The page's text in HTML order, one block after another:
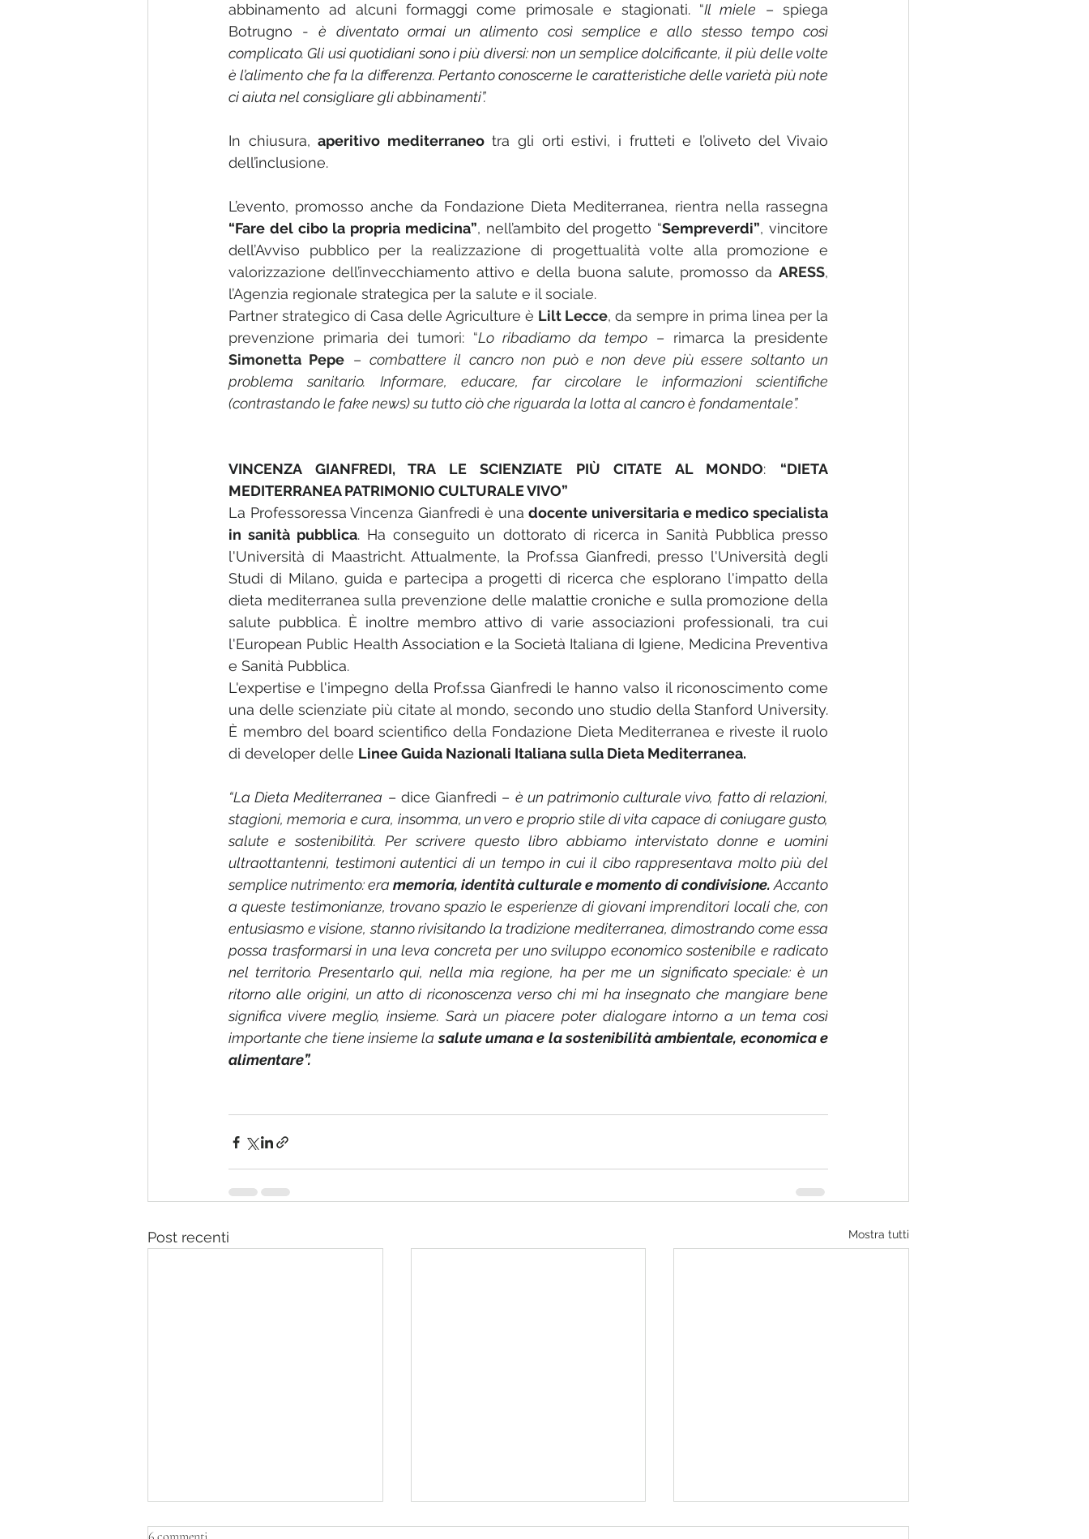
abbinamento ad alcuni formaggi come primosale e stagionati. “Il miele – spiega
Botrugno - è diventato ormai un alimento così semplice e allo stesso tempo così
complicato. Gli usi quotidiani sono i più diversi: non un semplice dolcificante, il più delle volte
è l’alimento che fa la differenza. Pertanto conoscerne le caratteristiche delle varietà più note
ci aiuta nel consigliare gli abbinamenti”.
In chiusura, aperitivo mediterraneo tra gli orti estivi, i frutteti e l’oliveto del Vivaio
dell’inclusione.
“Fare del cibo la propria medicina”, nell’ambito del progetto “Sempreverdi”, vincitore
dell’Avviso pubblico per la realizzazione di progettualità volte alla promozione e
valorizzazione dell’invecchiamento attivo e della buona salute, promosso da ARESS,
l’Agenzia regionale strategica per la salute e il sociale.
Partner strategico di Casa delle Agriculture è Lilt Lecce, da sempre in prima linea per la
prevenzione primaria dei tumori: “Lo ribadiamo da tempo
Simonetta Pepe – combattere il cancro non può e non deve più essere soltanto un
problema sanitario. Informare, educare, far circolare le informazioni scientifiche
(contrastando le fake news) su tutto ciò che riguarda la lotta al cancro è fondamentale”.
VINCENZA GIANFREDI, TRA LE SCIENZIATE PIÙ CITATE AL MONDO: “DIETA
MEDITERRANEA PATRIMONIO CULTURALE VIVO”
La Professoressa Vincenza Gianfredi è una docente universitaria e medico specialista
in sanità pubblica. Ha conseguito un dottorato di ricerca in Sanità Pubblica presso
l'Università di Maastricht. Attualmente, la Prof.ssa Gianfredi, presso l'Università degli
Studi di Milano, guida e partecipa a progetti di ricerca che esplorano l'impatto della
dieta mediterranea sulla prevenzione delle malattie croniche e sulla promozione della
salute pubblica. È inoltre membro attivo di varie associazioni professionali, tra cui
l'European Public Health Association e la Società Italiana di Igiene, Medicina Preventiva
e Sanità Pubblica.
L'expertise e l'impegno della Prof.ssa Gianfredi le hanno valso il riconoscimento come
una delle scienziate più citate al mondo, secondo uno studio della Stanford University.
È membro del board scientifico della Fondazione Dieta Mediterranea e riveste il ruolo
di developer delle Linee Guida Nazionali Italiana sulla Dieta Mediterranea.
“La Dieta Mediterranea – dice Gianfredi – è un patrimonio culturale vivo, fatto di relazioni,
stagioni, memoria e cura, insomma, un vero e proprio stile di vita capace di coniugare gusto,
salute e sostenibilità. Per scrivere questo libro abbiamo intervistato donne e uomini
ultraottantenni, testimoni autentici di un tempo in cui il cibo rappresentava molto più del
semplice nutrimento: era memoria, identità culturale e momento di condivisione. Accanto
a queste testimonianze, trovano spazio le esperienze di giovani imprenditori locali che, con
entusiasmo e visione, stanno rivisitando la tradizione mediterranea, dimostrando come essa
possa trasformarsi in una leva concreta per uno sviluppo economico sostenibile e radicato
nel territorio. Presentarlo qui, nella mia regione, ha per me un significato speciale: è un
ritorno alle origini, un atto di riconoscenza verso chi mi ha insegnato che mangiare bene
significa vivere meglio, insieme. Sarà un piacere poter dialogare intorno a un tema così
importante che tiene insieme la salute umana e la sostenibilità ambientale, economica e
alimentare”.
Post recenti Mostra tutti